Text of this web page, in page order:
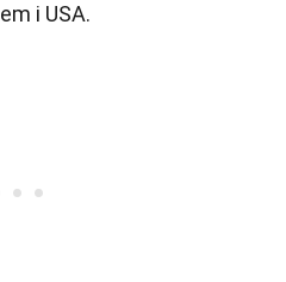
i USA.